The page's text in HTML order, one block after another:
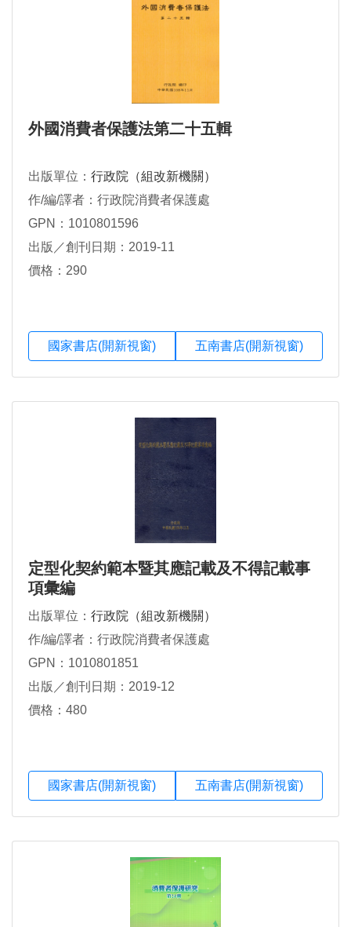
外國消費者保護法第二十五輯
出版單位： 行政院（組改新機關）
作/編/譯者：行政院消費者保護處
GPN：1010801596
出版／創刊日期：2019-11
價格：290
國家書店(開新視窗) 五南書店(開新視窗)
定型化契約範本暨其應記載及不得記載事
項彙編
出版單位： 行政院（組改新機關）
作/編/譯者：行政院消費者保護處
GPN：1010801851
出版／創刊日期：2019-12
價格：480
國家書店(開新視窗) 五南書店(開新視窗)